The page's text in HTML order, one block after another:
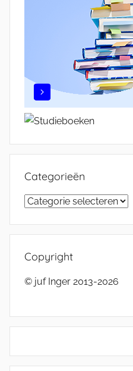
Categorieën
Categorieën
Copyright
© juf Inger 2013-2026